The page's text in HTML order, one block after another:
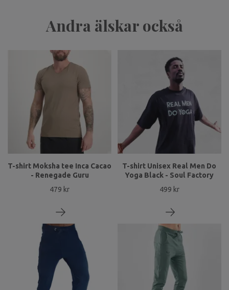
Andra älskar också
T-shirt Moksha tee Inca Cacao
- Renegade Guru
479 kr
T-shirt Unisex Real Men Do
Yoga Black - Soul Factory
499 kr